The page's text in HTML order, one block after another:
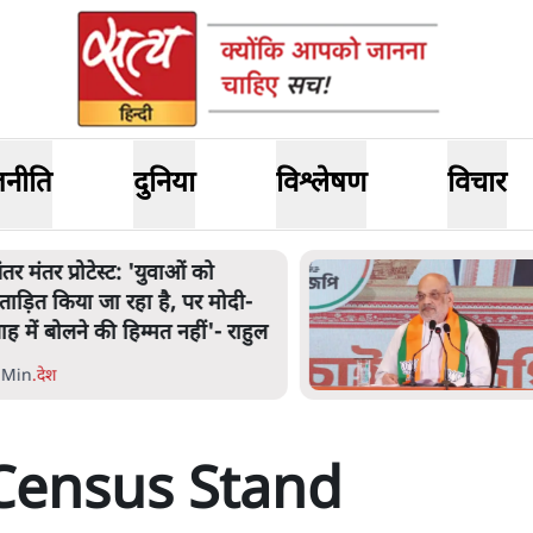
दुनिया विश्लेषण विचार
मंतर प्रोटेस्ट: 'युवाओं को
किया जा रहा है, पर मोदी-
में बोलने की हिम्मत नहीं'- राहुल
.देश
Stand